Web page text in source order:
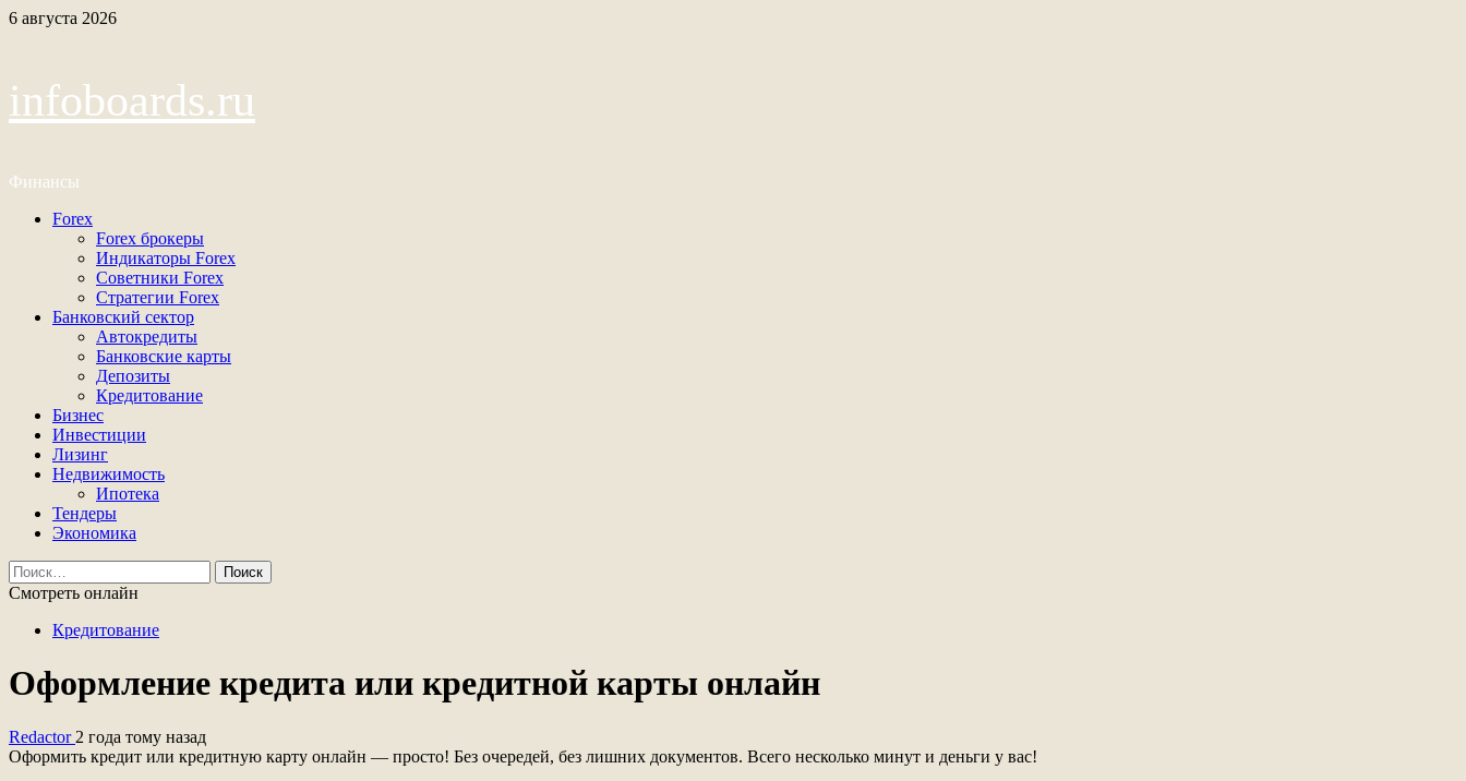
Перейти
6 августа 2026
infoboards.ru
Финансы
Основное
Forex
Forex брокеры
Индикаторы Forex
Советники Forex
Стратегии Forex
Банковский сектор
Автокредиты
Банковские карты
Депозиты
Кредитование
Бизнес
Инвестиции
Лизинг
Недвижимость
Ипотека
Тендеры
Экономика
Найти:
Смотреть онлайн
Кредитование
Оформление кредита или кредитной карты онлайн
Redactor 2 года тому назад
Оформить кредит или кредитную карту онлайн — просто! Без очередей, без лишних документов. Всего несколько минут и деньги у вас!